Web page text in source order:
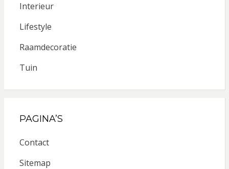
Interieur
Lifestyle
Raamdecoratie
Tuin
PAGINA’S
Contact
Sitemap